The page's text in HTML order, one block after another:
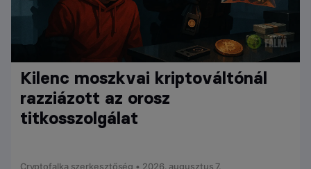
Kilenc moszkvai kriptováltónál
razziázott az orosz
titkosszolgálat
Cryptofalka szerkesztőség • 2026. augusztus 7.